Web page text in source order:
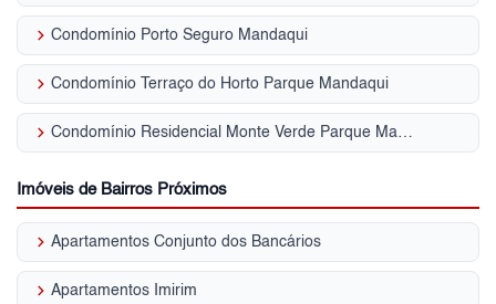
keyboard_arrow_right Condomínio Porto Seguro Mandaqui
keyboard_arrow_right Condomínio Terraço do Horto Parque Mandaqui
keyboard_arrow_right Condomínio Residencial Monte Verde Parque Mandaqui
Imóveis de Bairros Próximos
keyboard_arrow_right Apartamentos Conjunto dos Bancários
keyboard_arrow_right Apartamentos Imirim